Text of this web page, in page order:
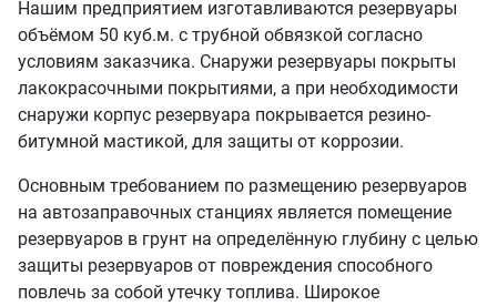
Нашим предприятием изготавливаются резервуары
объёмом 50 куб.м. с трубной обвязкой согласно
условиям заказчика. Снаружи резервуары покрыты
лакокрасочными покрытиями, а при необходимости
снаружи корпус резервуара покрывается резино-
битумной мастикой, для защиты от коррозии.
Основным требованием по размещению резервуаров
на автозаправочных станциях является помещение
резервуаров в грунт на определённую глубину с целью
защиты резервуаров от повреждения способного
повлечь за собой утечку топлива. Широкое